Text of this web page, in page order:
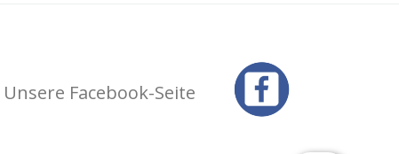
Unsere Facebook-Seite